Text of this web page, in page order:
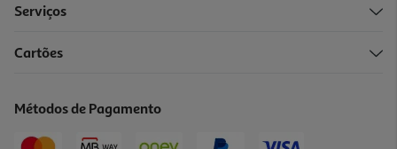
Serviços
Cartões
Métodos de Pagamento